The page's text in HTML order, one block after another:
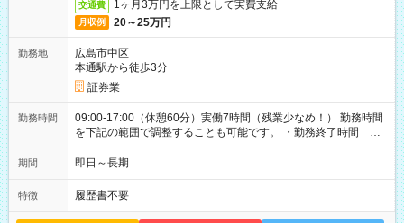
交通費 1ヶ月3万円を上限として実費支給
月収例 20～25万円
勤務地
広島市中区
本通駅から徒歩3分
証券業
勤務時間
09:00-17:00（休憩60分）実働7時間（残業少なめ！） 勤務時間
を下記の範囲で調整することも可能です。 ・勤務終了時間
15:30～17:00 ・実働 05:30～07:00
期間 即日～長期
特徴 履歴書不要